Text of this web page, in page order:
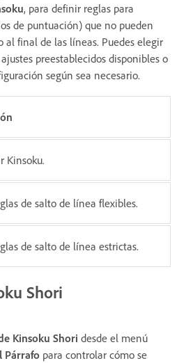
, para definir reglas para
de puntuación) que no pueden
al final de las líneas. Puedes elegir
preestablecidos disponibles o
según sea necesario.
Kinsoku.
de salto de línea flexibles.
de salto de línea estrictas.
Shori
Kinsoku Shori desde el menú
Párrafo para controlar cómo se